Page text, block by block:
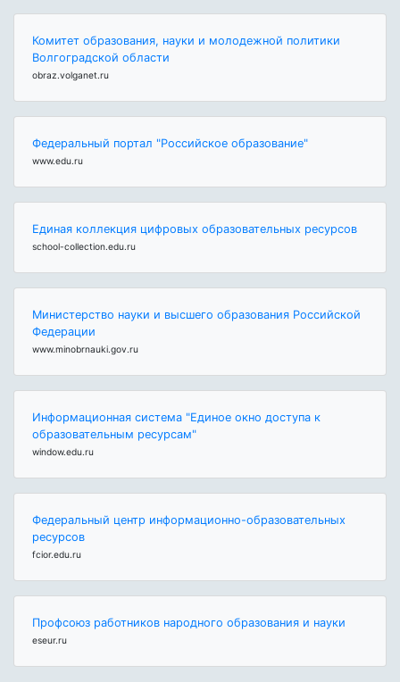
Комитет образования, науки и молодежной политики
Волгоградской области
obraz.volganet.ru
Федеральный портал "Российское образование"
www.edu.ru
Единая коллекция цифровых образовательных ресурсов
school-collection.edu.ru
Министерство науки и высшего образования Российской
Федерации
www.minobrnauki.gov.ru
Информационная система "Единое окно доступа к
образовательным ресурсам"
window.edu.ru
Федеральный центр информационно-образовательных
ресурсов
fcior.edu.ru
Профсоюз работников народного образования и науки
eseur.ru